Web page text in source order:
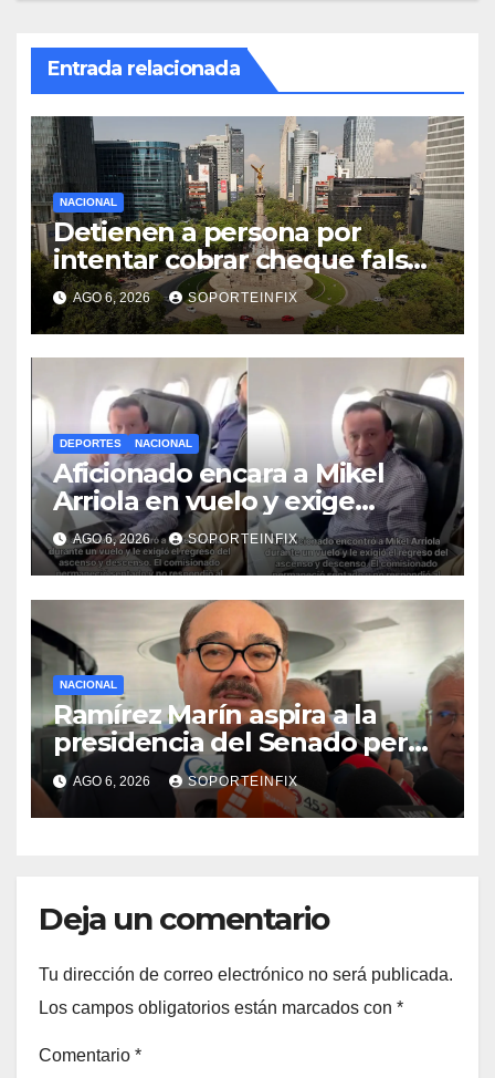
Entrada relacionada
NACIONAL
Detienen a persona por
intentar cobrar cheque falso
de 420,000 pesos en CDMX
AGO 6, 2026 SOPORTEINFIX
DEPORTES NACIONAL
Aficionado encara a Mikel
Arriola en vuelo y exige
regreso del ascenso
AGO 6, 2026 SOPORTEINFIX
NACIONAL
Ramírez Marín aspira a la
presidencia del Senado pero
respeta decisión de Morena
AGO 6, 2026 SOPORTEINFIX
Deja un comentario
Tu dirección de correo electrónico no será publicada.
Los campos obligatorios están marcados con *
Comentario *